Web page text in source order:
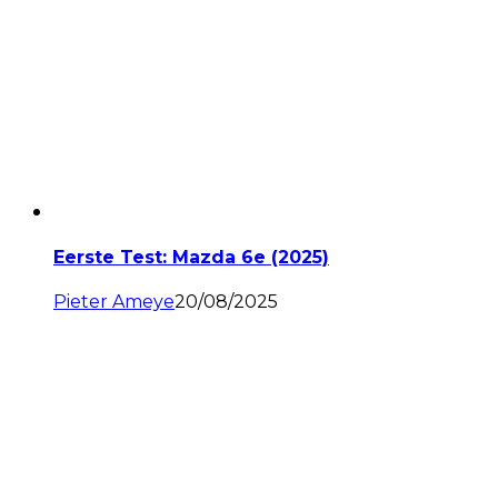
Eerste Test: Mazda 6e (2025)
Pieter Ameye20/08/2025